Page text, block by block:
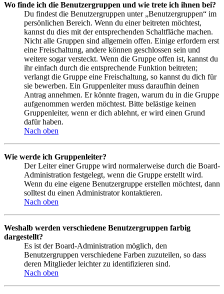
Wo finde ich die Benutzergruppen und wie trete ich ihnen bei?
Du findest die Benutzergruppen unter „Benutzergruppen“ im
persönlichen Bereich. Wenn du einer beitreten möchtest,
kannst du dies mit der entsprechenden Schaltfläche machen.
Nicht alle Gruppen sind allgemein offen. Einige erfordern erst
eine Freischaltung, andere können geschlossen sein und
weitere sogar versteckt. Wenn die Gruppe offen ist, kannst du
ihr einfach durch die entsprechende Funktion beitreten;
verlangt die Gruppe eine Freischaltung, so kannst du dich für
sie bewerben. Ein Gruppenleiter muss daraufhin deinen
Antrag annehmen. Er könnte fragen, warum du in die Gruppe
aufgenommen werden möchtest. Bitte belästige keinen
Gruppenleiter, wenn er dich ablehnt, er wird einen Grund
dafür haben.
Nach oben
Wie werde ich Gruppenleiter?
Der Leiter einer Gruppe wird normalerweise durch die Board-
Administration festgelegt, wenn die Gruppe erstellt wird.
Wenn du eine eigene Benutzergruppe erstellen möchtest, dann
solltest du einen Administrator kontaktieren.
Nach oben
Weshalb werden verschiedene Benutzergruppen farbig
dargestellt?
Es ist der Board-Administration möglich, den
Benutzergruppen verschiedene Farben zuzuteilen, so dass
deren Mitglieder leichter zu identifizieren sind.
Nach oben